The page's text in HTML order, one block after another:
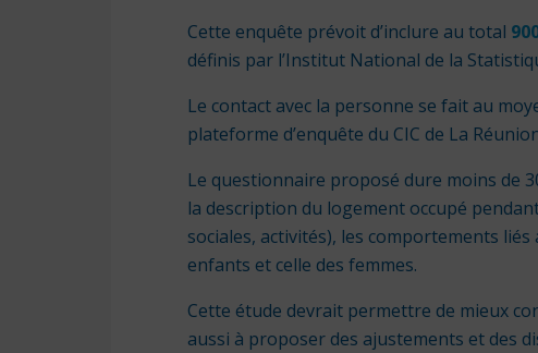
Cette enquête prévoit d’inclure au total
définis par l’Institut National de la
Le contact avec la personne se fait au
plateforme d’enquête du CIC de La
Le questionnaire proposé dure moins de
la description du logement occupé
sociales, activités), les comportements
enfants et celle des femmes.
Cette étude devrait permettre de mieux
aussi à proposer des ajustements et des